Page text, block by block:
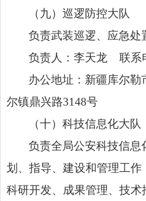
（九）巡逻防控大队
负责武装巡逻、应急处
负责人：李天龙 联系
办公地址：新疆库尔
尔镇鼎兴路3148号
（十）科技信息化大队
负责全局公安科技信息
划、指导、建设和管理工作
科研开发、成果管理、技